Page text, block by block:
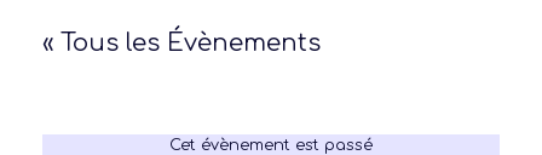
« Tous les Évènements
Cet évènement est passé